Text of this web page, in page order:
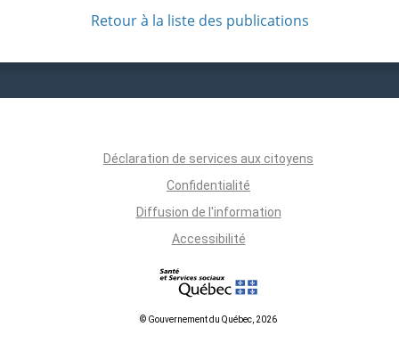
Retour à la liste des publications
Déclaration de services aux citoyens
Confidentialité
Diffusion de l'information
Accessibilité
© Gouvernement du Québec, 2026